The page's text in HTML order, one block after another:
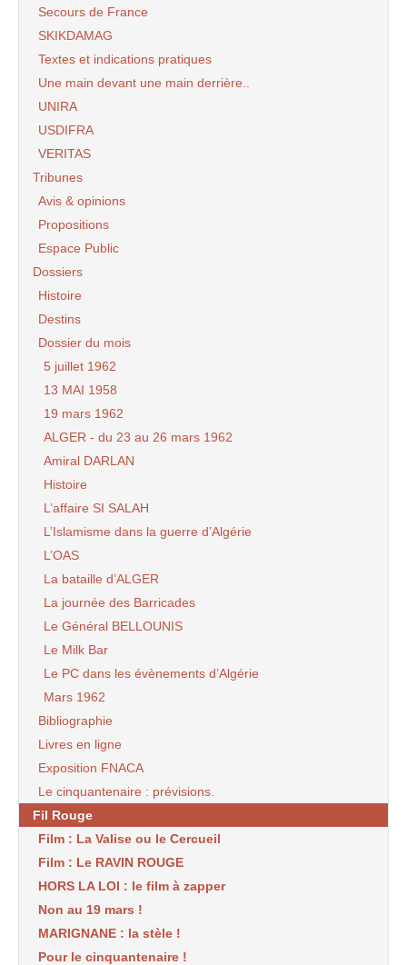
Secours de France
SKIKDAMAG
Textes et indications pratiques
Une main devant une main derrière..
UNIRA
USDIFRA
VERITAS
Tribunes
Avis & opinions
Propositions
Espace Public
Dossiers
Histoire
Destins
Dossier du mois
5 juillet 1962
13 MAI 1958
19 mars 1962
ALGER - du 23 au 26 mars 1962
Amiral DARLAN
Histoire
L’affaire SI SALAH
L’Islamisme dans la guerre d’Algérie
L’OAS
La bataille d’ALGER
La journée des Barricades
Le Général BELLOUNIS
Le Milk Bar
Le PC dans les évènements d’Algérie
Mars 1962
Bibliographie
Livres en ligne
Exposition FNACA
Le cinquantenaire : prévisions.
Fil Rouge
Film : La Valise ou le Cercueil
Film : Le RAVIN ROUGE
HORS LA LOI : le film à zapper
Non au 19 mars !
MARIGNANE : la stèle !
Pour le cinquantenaire !